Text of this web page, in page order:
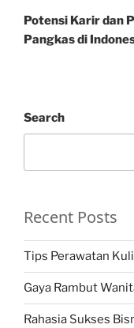
Post
Potensi Karir dan
Pangkas di
Search
Recent Posts
Tips Perawatan
Gaya Rambut
Rahasia Sukses